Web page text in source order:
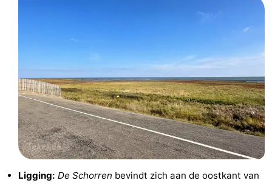
Uitkijkpunten
Attracties
Rondvaarten
Boerderijen
Ligging: De Schorren bevindt zich aan de oostkant van